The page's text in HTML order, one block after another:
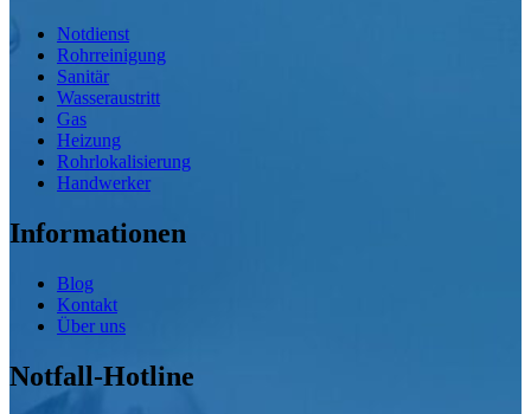
Notdienst
Rohrreinigung
Sanitär
Wasseraustritt
Gas
Heizung
Rohrlokalisierung
Handwerker
Informationen
Blog
Kontakt
Über uns
Notfall-Hotline